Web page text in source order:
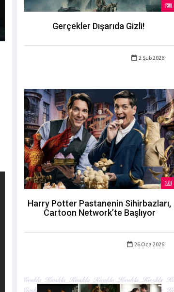
Gerçekler Dışarıda Gizli!
2 Şub 2026
Harry Potter Pastanenin Sihirbazları,
Cartoon Network’te Başlıyor
26 Oca 2026